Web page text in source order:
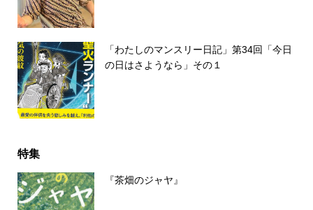
「わたしのマンスリー日記」第34回「今日
の日はさようなら」その１
特集
『茶畑のジャヤ』